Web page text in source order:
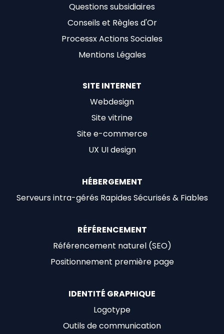
Questions subsidiaires
Conseils et Règles d'Or
Processx Actions Sociales
Mentions Légales
SITE INTERNET
Webdesign
Site vitrine
Site e-commerce
UX UI design
HÉBERGEMENT
Serveurs intra-gérés Rapides Sécurisés & Fiables
RÉFÉRENCEMENT
Référencement naturel (SEO)
Positionnement première page
IDENTITÉ GRAPHIQUE
Logotype
Outils de communication